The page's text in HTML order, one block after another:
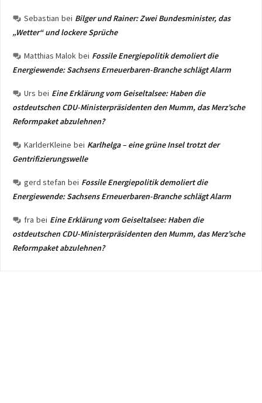
Sebastian bei Bilger und Rainer: Zwei Bundesminister, das
„Wetter“ und lockere Sprüche
Matthias Malok bei Fossile Energiepolitik demoliert die
Energiewende: Sachsens Erneuerbaren-Branche schlägt Alarm
Urs bei Eine Erklärung vom Geiseltalsee: Haben die
ostdeutschen CDU-Ministerpräsidenten den Mumm, das Merz’sche
Reformpaket abzulehnen?
KarlderKleine bei Karlhelga – eine grüne Insel trotzt der
Gentrifizierungswelle
gerd stefan bei Fossile Energiepolitik demoliert die
Energiewende: Sachsens Erneuerbaren-Branche schlägt Alarm
fra bei Eine Erklärung vom Geiseltalsee: Haben die
ostdeutschen CDU-Ministerpräsidenten den Mumm, das Merz’sche
Reformpaket abzulehnen?